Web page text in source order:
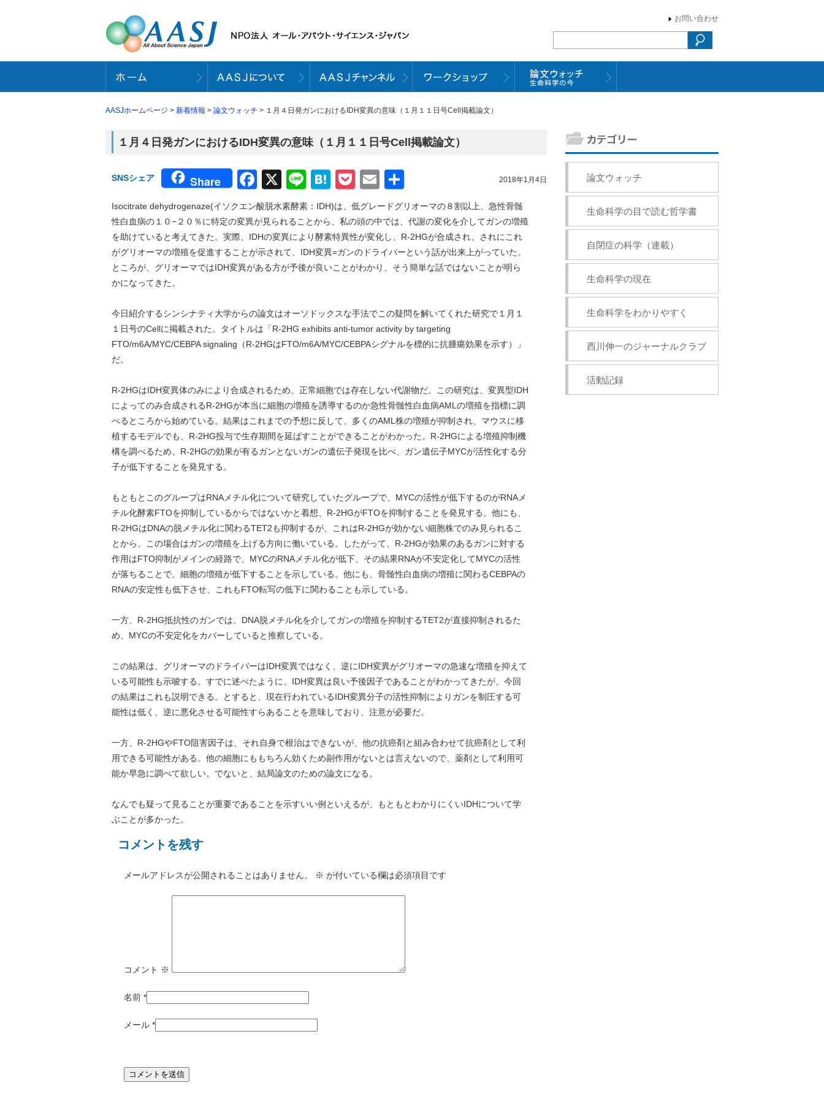
お問い合わせ
AASJホームページ > 新着情報 > 論文ウォッチ > １月４日発ガンにおけるIDH変異の意味（１月１１日号Cell掲載論文）
１月４日発ガンにおけるIDH変異の意味（１月１１日号Cell掲載論文）
2018年1月4日
SNSシェア Share Facebook
X LineHatena
Pocket
Email
有
Isocitrate dehydrogenaze(イソクエン酸脱水素酵素：IDH)は、低グレードグリオーマの８割以上、急性骨髄
性白血病の１０−２０％に特定の変異が見られることから、私の頭の中では、代謝の変化を介してガンの増殖
を助けていると考えてきた。実際、IDHの変異により酵素特異性が変化し、R-2HGが合成され、されにこれ
がグリオーマの増殖を促進することが示されて、IDH変異=ガンのドライバーという話が出来上がっていた。
ところが、グリオーマではIDH変異がある方が予後が良いことがわかり、そう簡単な話ではないことが明ら
かになってきた。
今日紹介するシンシナティ大学からの論文はオーソドックスな手法でこの疑問を解いてくれた研究で１月１
１日号のCellに掲載された。タイトルは「R-2HG exhibits anti-tumor activity by targeting
FTO/m6A/MYC/CEBPA signaling（R-2HGはFTO/m6A/MYC/CEBPAシグナルを標的に抗腫瘍効果を示す）」
だ。
R-2HGはIDH変異体のみにより合成されるため、正常細胞では存在しない代謝物だ。この研究は、変異型IDH
によってのみ合成されるR-2HGが本当に細胞の増殖を誘導するのか急性骨髄性白血病AMLの増殖を指標に調
べるところから始めている。結果はこれまでの予想に反して、多くのAML株の増殖が抑制され、マウスに移
植するモデルでも、R-2HG投与で生存期間を延ばすことができることがわかった。R-2HGによる増殖抑制機
構を調べるため、R-2HGの効果が有るガンとないガンの遺伝子発現を比べ、ガン遺伝子MYCが活性化する分
子が低下することを発見する。
もともとこのグループはRNAメチル化について研究していたグループで、MYCの活性が低下するのがRNAメ
チル化酵素FTOを抑制しているからではないかと着想、R-2HGがFTOを抑制することを発見する。他にも、
R-2HGはDNAの脱メチル化に関わるTET2も抑制するが、これはR-2HGが効かない細胞株でのみ見られるこ
とから、この場合はガンの増殖を上げる方向に働いている。したがって、R-2HGが効果のあるガンに対する
作用はFTO抑制がメインの経路で、MYCのRNAメチル化が低下、その結果RNAが不安定化してMYCの活性
が落ちることで、細胞の増殖が低下することを示している。他にも、骨髄性白血病の増殖に関わるCEBPAの
RNAの安定性も低下させ、これもFTO転写の低下に関わることも示している。
一方、R-2HG抵抗性のガンでは、DNA脱メチル化を介してガンの増殖を抑制するTET2が直接抑制されるた
め、MYCの不安定化をカバーしていると推察している。
この結果は、グリオーマのドライバーはIDH変異ではなく、逆にIDH変異がグリオーマの急速な増殖を抑えて
いる可能性も示唆する。すでに述べたように、IDH変異は良い予後因子であることがわかってきたが、今回
の結果はこれも説明できる。とすると、現在行われているIDH変異分子の活性抑制によりガンを制圧する可
能性は低く、逆に悪化させる可能性すらあることを意味しており、注意が必要だ。
一方、R-2HGやFTO阻害因子は、それ自身で根治はできないが、他の抗癌剤と組み合わせて抗癌剤として利
用できる可能性がある。他の細胞にももちろん効くため副作用がないとは言えないので、薬剤として利用可
能か早急に調べて欲しい。でないと、結局論文のための論文になる。
なんでも疑って見ることが重要であることを示すいい例といえるが、もともとわかりにくいIDHについて学
ぶことが多かった。
コメントを残す
メールアドレスが公開されることはありません。 ※ が付いている欄は必須項目です
コメント ※
名前 *
メール *
論文ウォッチ
生命科学の目で読む哲学書
自閉症の科学（連載）
生命科学の現在
生命科学をわかりやすく
西川伸一のジャーナルクラブ
活動記録